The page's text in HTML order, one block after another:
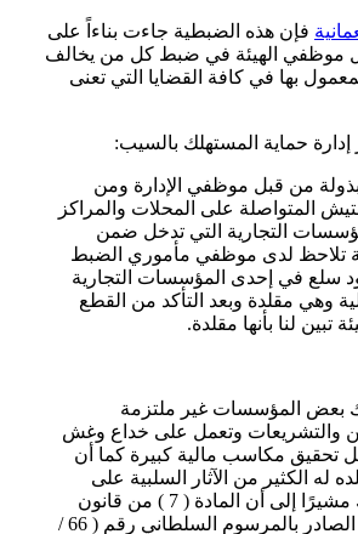
فإن هذه الضبطية جاءت بناءاً على
موظفي الهيئة في ضبط كل من يخالف
بها في كافة القضايا التي تعنى
إدارة حماية المستهلك بالسيب:
من قبل موظفي الإدارة ومن
المتواصلة على المحلات والمراكز
التجارية التي تدخل ضمن
تلاحظ لدى موظفي مأموري الضبط
سلع في إحدى المؤسسات التجارية
وهي مقلدة وبعد التأكد من القطع
تبين لنا بأنها مقلدة.
بعض المؤسسات غير ملتزمة
والتشريعات وتعمل على خداع وغش
تحقيق مكاسب مالية كبيرة كما أن
له الكثير من الآثار السلبية على
سلامة المستهلك مشيرًا إلى أن المادة ( 7 ) من قانون
حماية المستهلك الصادر بالمرسوم السلطاني رقم ( 66 /